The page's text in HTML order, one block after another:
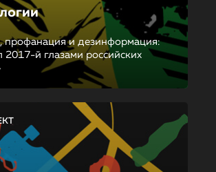
профанация и дезинформация:
2017-й глазами российских